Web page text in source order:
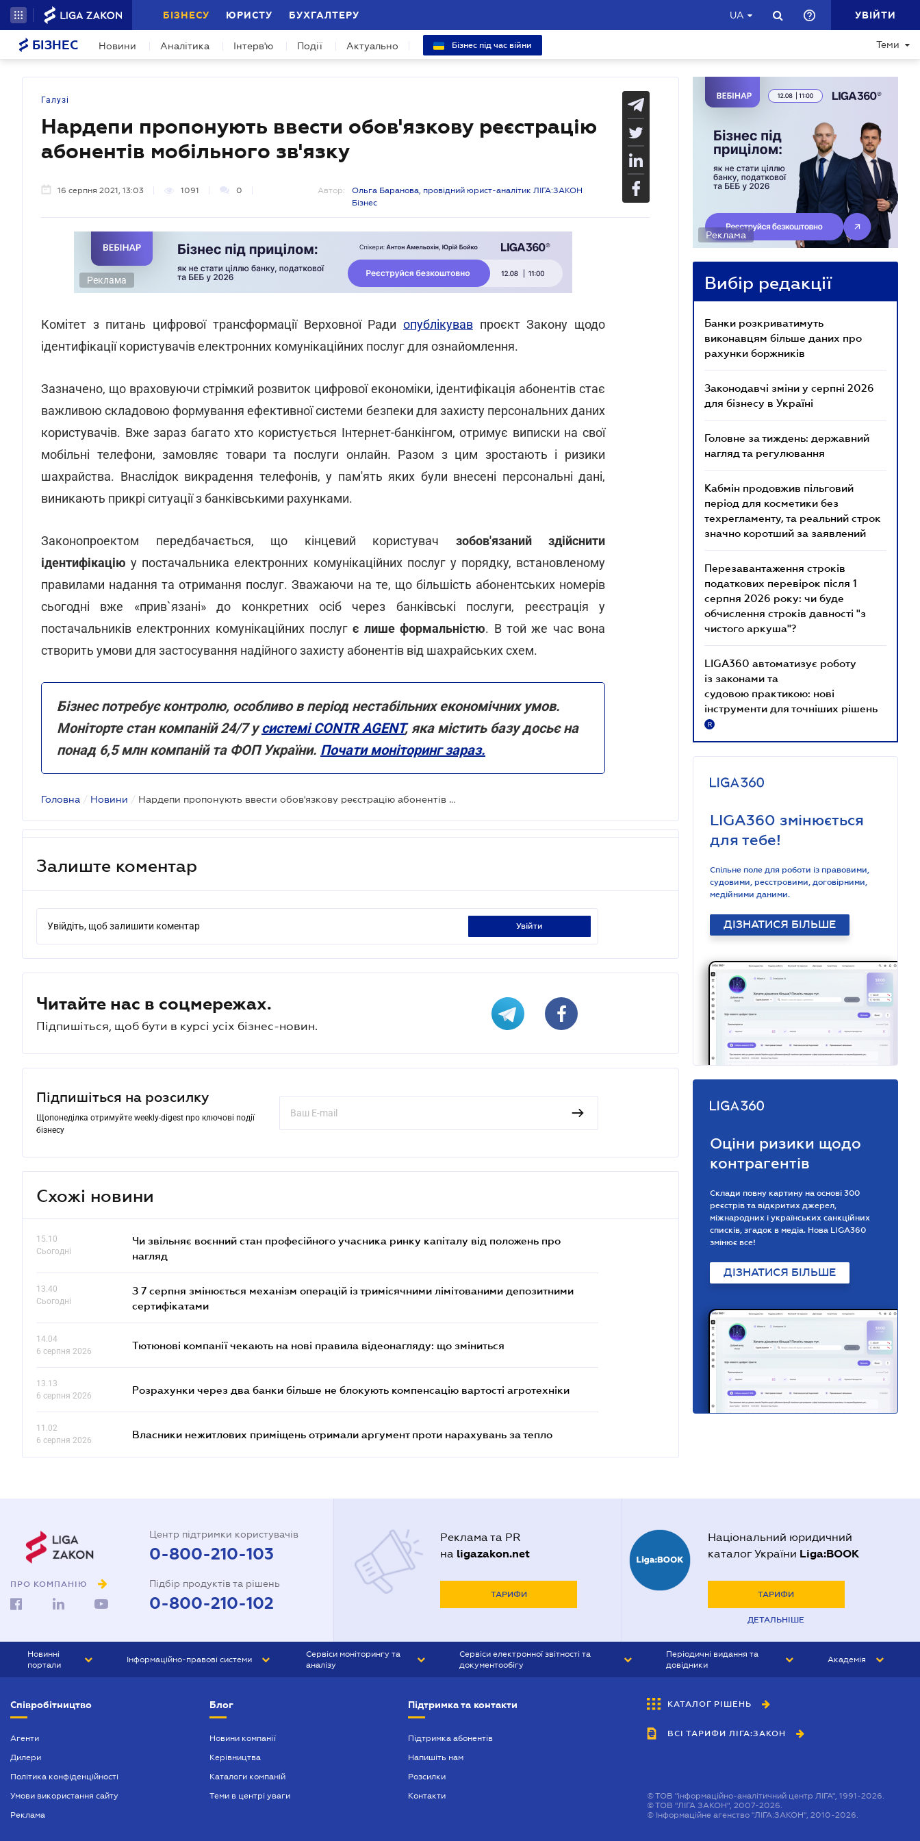
БІЗНЕСУ ЮРИСТУ БУХГАЛТЕРУ UA УВІЙТИ
БІЗНЕС Новини Аналітика Інтерв'ю Події Актуально Бізнес під час війни Теми
Галузі
Нардепи пропонують ввести обов'язкову реєстрацію
абонентів мобільного зв'язку
16 серпня 2021, 13:03 1091 0 Автор:
Ольга Баранова, провідний юрист-аналітик ЛІГА:ЗАКОН
Бізнес
Реклама
Комітет з питань цифрової трансформації Верховної Ради опублікувавпроєкт Закону щодо
ідентифікації користувачів електронних комунікаційних послуг для ознайомлення.
Зазначено, що враховуючи стрімкий розвиток цифрової економіки, ідентифікація абонентів стає
важливою складовою формування ефективної системи безпеки для захисту персональних даних
користувачів. Вже зараз багато хто користується Інтернет-банкінгом, отримує виписки на свої
мобільні телефони, замовляє товари та послуги онлайн. Разом з цим зростають і ризики
шахрайства. Внаслідок викрадення телефонів, у пам'ять яких були внесені персональні дані,
виникають прикрі ситуації з банківськими рахунками.
Законопроектом передбачається, що кінцевий користувач зобов'язаний здійснити
ідентифікацію у постачальника електронних комунікаційних послуг у порядку, встановленому
правилами надання та отримання послуг. Зважаючи на те, що більшість абонентських номерів
сьогодні вже «прив`язані» до конкретних осіб через банківські послуги, реєстрація у
постачальників електронних комунікаційних послуг є лише формальністю. В той же час вона
створить умови для застосування надійного захисту абонентів від шахрайських схем.
Бізнес потребує контролю, особливо в період нестабільних економічних умов.
Моніторте стан компаній 24/7 усистемі CONTR AGENT, яка містить базу досьє на
понад 6,5 млн компаній та ФОП України. Почати моніторинг зараз.
Головна / Новини / Нардепи пропонують ввести обов'язкову реєстрацію абонентів мобільного зв'язку
Залиште коментар
Увійдіть, щоб залишити коментар увійти
Читайте нас в соцмережах.
Підпишіться, щоб бути в курсі усіх бізнес-новин.
Підпишіться на розсилку
Щопонеділка отримуйте weekly-digest про ключові події
бізнесу
Схожі новини
15.10
Сьогодні
Чи звільняє воєнний стан професійного учасника ринку капіталу від положень про
нагляд
13.40
Сьогодні
З 7 серпня змінюється механізм операцій із тримісячними лімітованими депозитними
сертифікатами
14.04
6 серпня 2026
Тютюнові компанії чекають на нові правила відеонагляду: що зміниться
13.13
6 серпня 2026
Розрахунки через два банки більше не блокують компенсацію вартості агротехніки
11.02
6 серпня 2026
Власники нежитлових приміщень отримали аргумент проти нарахувань за тепло
Реклама
Вибір редакції
Банки розкриватимуть
виконавцям більше даних про
рахунки боржників
Законодавчі зміни у серпні 2026
для бізнесу в Україні
Головне за тиждень: державний
нагляд та регулювання
Кабмін продовжив пільговий
період для косметики без
техрегламенту, та реальний строк
значно коротший за заявлений
Перезавантаження строків
податкових перевірок після 1
серпня 2026 року: чи буде
обчислення строків давності "з
чистого аркуша"?
LIGA360 автоматизує роботу
із законами та
судовою практикою: нові
інструменти для точніших рішень
R
LIGA360 змінюється
для тебе!
Спільне поле для роботи із правовими,
судовими, реєстровими, договірними,
медійними даними.
ДІЗНАТИСЯ БІЛЬШЕ
Оціни ризики щодо
контрагентів
Склади повну картину на основі 300
реєстрів та відкритих джерел,
міжнародних і українських санкційних
списків, згадок в медіа. Нова LIGA360
змінює все!
ДІЗНАТИСЯ БІЛЬШЕ
ПРО КОМПАНІЮ
Центр підтримки користувачів
0-800-210-103
Підбір продуктів та рішень
0-800-210-102
Реклама та PR
на ligazakon.net
ТАРИФИ
Національний юридичний
каталог України Liga:BOOK
ТАРИФИ
ДЕТАЛЬНІШЕ
Новинні
портали
БІЗНЕС
Інформаційно-правові системи
БУХГАЛТЕР ПРОФ
Сервіси моніторингу та
аналізу
Сервіси електронної звітності та
документообігу
Періодичні видання та
довідники
БУХГАЛТЕР&ЗАКОН
ВІСНИК МСФЗ
Академія
Співробітництво
Агенти
Дилери
Політика конфіденційності
Умови використання сайту
Реклама
Блог
Новини компанії
Керівництва
Каталоги компаній
Теми в центрі уваги
Підтримка та контакти
Підтримка абонентів
Напишіть нам
Розсилки
Контакти
КАТАЛОГ РІШЕНЬ
ВСІ ТАРИФИ ЛІГА:ЗАКОН
©ТОВ "інформаційно-аналітичний центр ЛІГА", 1991-2026.
©ТОВ "ЛІГА ЗАКОН", 2007-2026.
© Інформаційне агенство "ЛІГА:ЗАКОН", 2010-2026.